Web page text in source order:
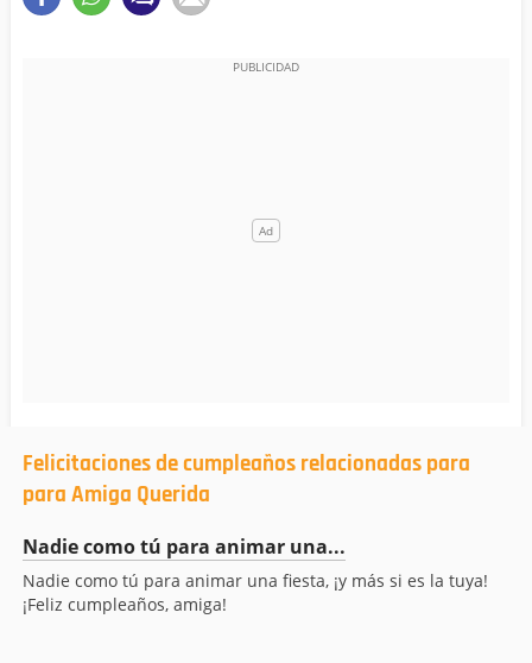
Felicitaciones de cumpleaños relacionadas para
para Amiga Querida
Nadie como tú para animar una...
Nadie como tú para animar una fiesta, ¡y más si es la tuya!
¡Feliz cumpleaños, amiga!